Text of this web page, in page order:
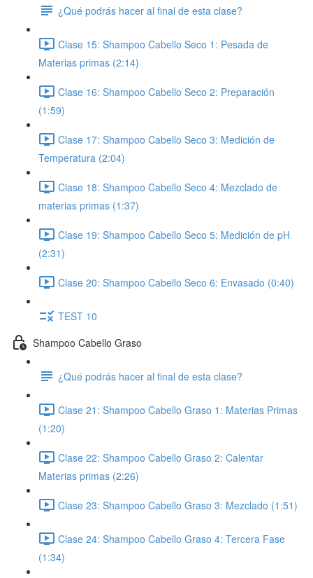
¿Qué podrás hacer al final de esta clase?
Clase 15: Shampoo Cabello Seco 1: Pesada de
Materias primas (2:14)
Clase 16: Shampoo Cabello Seco 2: Preparación
(1:59)
Clase 17: Shampoo Cabello Seco 3: Medición de
Temperatura (2:04)
Clase 18: Shampoo Cabello Seco 4: Mezclado de
materias primas (1:37)
Clase 19: Shampoo Cabello Seco 5: Medición de pH
(2:31)
Clase 20: Shampoo Cabello Seco 6: Envasado (0:40)
TEST 10
Shampoo Cabello Graso
¿Qué podrás hacer al final de esta clase?
Clase 21: Shampoo Cabello Graso 1: Materias Primas
(1:20)
Clase 22: Shampoo Cabello Graso 2: Calentar
Materias primas (2:26)
Clase 23: Shampoo Cabello Graso 3: Mezclado (1:51)
Clase 24: Shampoo Cabello Graso 4: Tercera Fase
(1:34)